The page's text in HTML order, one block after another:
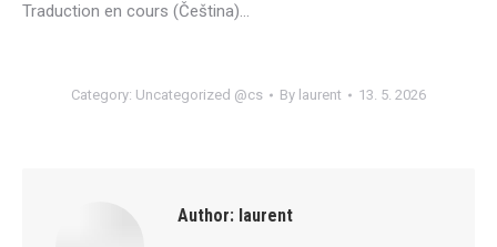
Traduction en cours (Čeština)…
Category: Uncategorized @cs By laurent 13. 5. 2026
Author: laurent